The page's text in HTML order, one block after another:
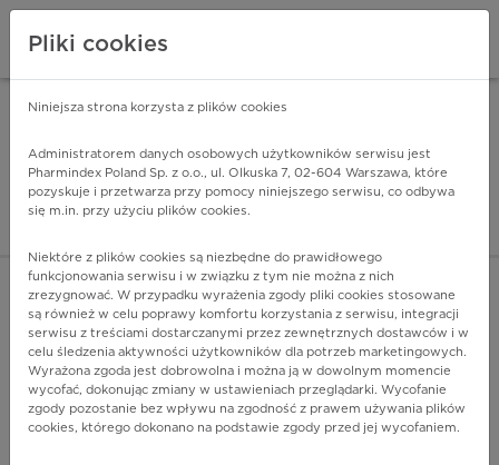
Pharmindex - lider
ZALOGUJ SIĘ
POKAŻ FILTRY
Pharmindex
Pliki cookies
Niniejsza strona korzysta z plików cookies
Administratorem danych osobowych użytkowników serwisu jest
Pharmindex Poland Sp. z o.o., ul. Olkuska 7, 02-604 Warszawa, które
pozyskuje i przetwarza przy pomocy niniejszego serwisu, co odbywa
się m.in. przy użyciu plików cookies.
Niektóre z plików cookies są niezbędne do prawidłowego
funkcjonowania serwisu i w związku z tym nie można z nich
zrezygnować. W przypadku wyrażenia zgody pliki cookies stosowane
są również w celu poprawy komfortu korzystania z serwisu, integracji
serwisu z treściami dostarczanymi przez zewnętrznych dostawców i w
celu śledzenia aktywności użytkowników dla potrzeb marketingowych.
Wyrażona zgoda jest dobrowolna i można ją w dowolnym momencie
wycofać, dokonując zmiany w ustawieniach przeglądarki. Wycofanie
zgody pozostanie bez wpływu na zgodność z prawem używania plików
cookies, którego dokonano na podstawie zgody przed jej wycofaniem.
ZA DARMO - w Google Play INSTALUJ